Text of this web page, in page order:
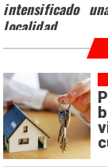
intensificado
localidad.